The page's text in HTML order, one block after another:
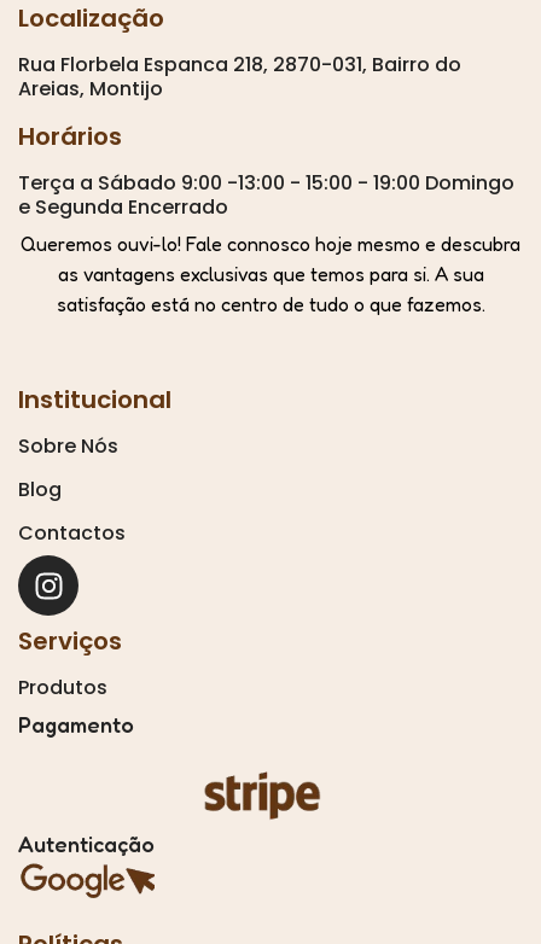
Localização
Rua Florbela Espanca 218, 2870-031, Bairro do
Areias, Montijo
Horários
Terça a Sábado 9:00 -13:00 - 15:00 - 19:00 Domingo
e Segunda Encerrado
Queremos ouvi-lo! Fale connosco hoje mesmo e descubra
as vantagens exclusivas que temos para si. A sua
satisfação está no centro de tudo o que fazemos.
Institucional
Sobre Nós
Blog
Contactos
Serviços
Produtos
Pagamento
Autenticação